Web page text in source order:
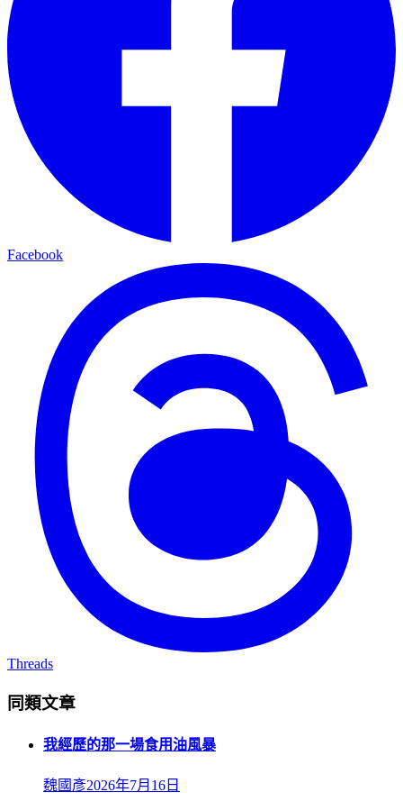
Facebook
Threads
同類文章
我經歷的那一場食用油風暴
魏國彥2026年7月16日